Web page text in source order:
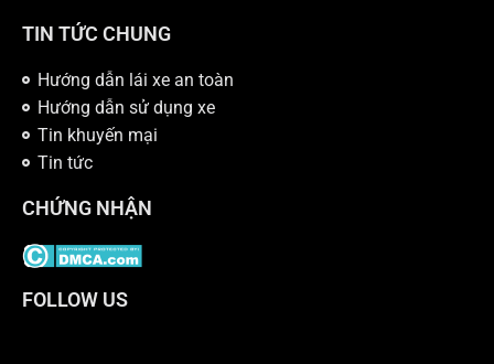
TIN TỨC CHUNG
Hướng dẫn lái xe an toàn
Hướng dẫn sử dụng xe
Tin khuyến mại
Tin tức
CHỨNG NHẬN
FOLLOW US